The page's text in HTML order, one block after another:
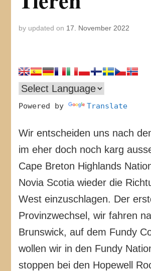
by updated on 17. November 2022
Powered by Translate
Wir entscheiden uns nach
im eher doch noch karg
Cape Breton Highlands
Novia Scotia wieder die
West einzuschlagen. Der
Provinzwechsel, wir fahren
Brunswick, auf dem Fundy
wollen wir in den Fundy
stoppen bei den Hopewell